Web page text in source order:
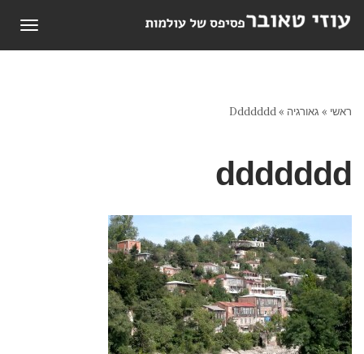
ראשי » גאורגיה »
Ddddddd
ddddddd